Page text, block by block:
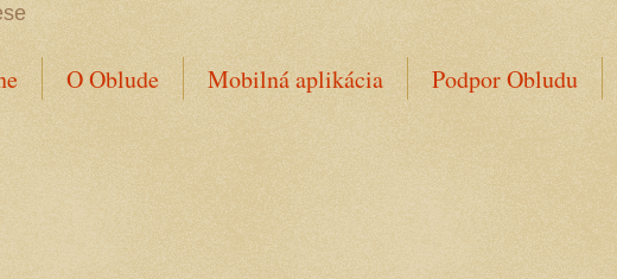
O Oblude Mobilná aplikácia Podpor Obludu